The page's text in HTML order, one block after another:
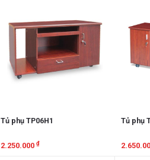
Tủ phụ TP06H1
2.250.000 ₫
Tủ phụ